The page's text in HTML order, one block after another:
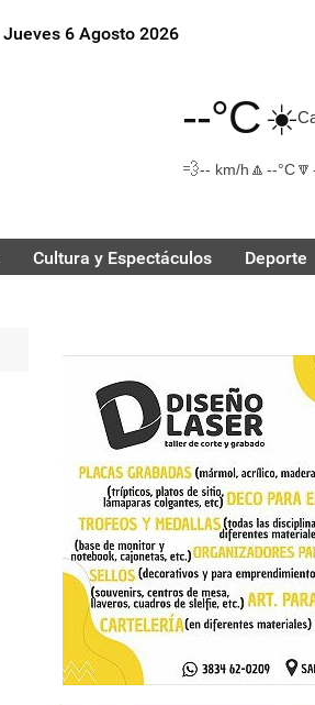
Jueves 6 Agosto 2026
--°C☀️
💨-- km/h 🔼 --°C🔽
Cultura y Espectáculos Deporte